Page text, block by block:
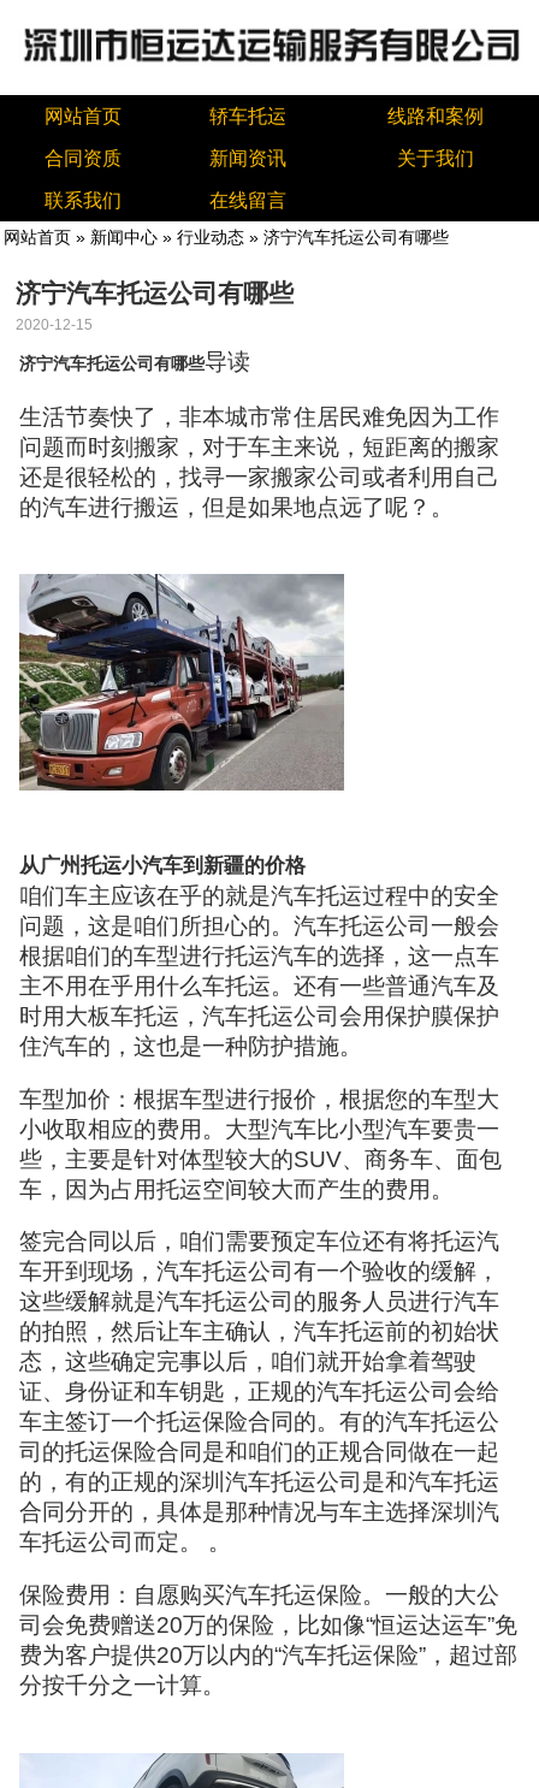
网站首页 轿车托运 线路和案例
合同资质 新闻资讯 关于我们
联系我们 在线留言
网站首页 » 新闻中心 » 行业动态 » 济宁汽车托运公司有哪些
济宁汽车托运公司有哪些
2020-12-15
济宁汽车托运公司有哪些导读
生活节奏快了，非本城市常住居民难免因为工作
问题而时刻搬家，对于车主来说，短距离的搬家
还是很轻松的，找寻一家搬家公司或者利用自己
的汽车进行搬运，但是如果地点远了呢？。
从广州托运小汽车到新疆的价格
咱们车主应该在乎的就是汽车托运过程中的安全
问题，这是咱们所担心的。汽车托运公司一般会
根据咱们的车型进行托运汽车的选择，这一点车
主不用在乎用什么车托运。还有一些普通汽车及
时用大板车托运，汽车托运公司会用保护膜保护
住汽车的，这也是一种防护措施。
车型加价：根据车型进行报价，根据您的车型大
小收取相应的费用。大型汽车比小型汽车要贵一
些，主要是针对体型较大的SUV、商务车、面包
车，因为占用托运空间较大而产生的费用。
签完合同以后，咱们需要预定车位还有将托运汽
车开到现场，汽车托运公司有一个验收的缓解，
这些缓解就是汽车托运公司的服务人员进行汽车
的拍照，然后让车主确认，汽车托运前的初始状
态，这些确定完事以后，咱们就开始拿着驾驶
证、身份证和车钥匙，正规的汽车托运公司会给
车主签订一个托运保险合同的。有的汽车托运公
司的托运保险合同是和咱们的正规合同做在一起
的，有的正规的深圳汽车托运公司是和汽车托运
合同分开的，具体是那种情况与车主选择深圳汽
车托运公司而定。 。
保险费用：自愿购买汽车托运保险。一般的大公
司会免费赠送20万的保险，比如像“恒运达运车”免
费为客户提供20万以内的“汽车托运保险”，超过部
分按千分之一计算。